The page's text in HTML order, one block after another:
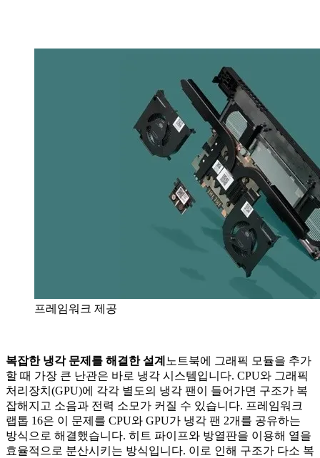
프레임워크 제공
복잡한 냉각 문제를 해결한 설계 노트북에 그래픽 모듈을 추가
할 때 가장 큰 난관은 바로 냉각 시스템입니다. CPU와 그래픽
처리장치(GPU)에 각각 별도의 냉각 팬이 들어가면 구조가 복
잡해지고 소음과 전력 소모가 커질 수 있습니다. 프레임워크
랩톱 16은 이 문제를 CPU와 GPU가 냉각 팬 2개를 공유하는
방식으로 해결했습니다. 히트 파이프와 방열판을 이용해 열을
효율적으로 분산시키는 방식입니다. 이로 인해 구조가 다소 복